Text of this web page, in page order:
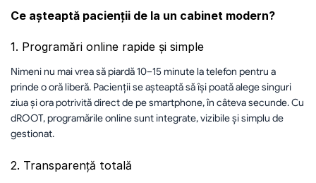
Ce așteaptă pacienții de la un cabinet modern?
1. Programări online rapide și simple
Nimeni nu mai vrea să piardă 10–15 minute la telefon pentru a
prinde o oră liberă. Pacienții se așteaptă să își poată alege singuri
ziua și ora potrivită direct de pe smartphone, în câteva secunde. Cu
dROOT, programările online sunt integrate, vizibile și simplu de
gestionat.
2. Transparență totală